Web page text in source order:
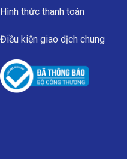
Hình thức thanh toán
Điều kiện giao dịch chung